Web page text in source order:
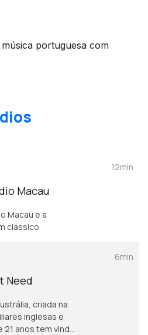
portuguesa com
Macau
Macau e a
clássico.
12min
Need
criada na
inglesas e
anos tem vindo
6min